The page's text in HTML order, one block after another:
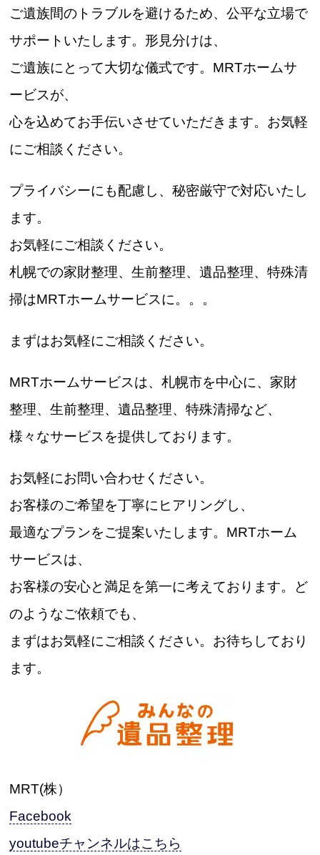
ご遺族間のトラブルを避けるため、公平な立場で
サポートいたします。形見分けは、
ご遺族にとって大切な儀式です。MRTホームサ
ービスが、
心を込めてお手伝いさせていただきます。お気軽
にご相談ください。
プライバシーにも配慮し、秘密厳守で対応いたし
ます。
お気軽にご相談ください。
札幌での家財整理、生前整理、遺品整理、特殊清
掃はMRTホームサービスに。。。
まずはお気軽にご相談ください。
MRTホームサービスは、札幌市を中心に、家財
整理、生前整理、遺品整理、特殊清掃など、
様々なサービスを提供しております。
お気軽にお問い合わせください。
お客様のご希望を丁寧にヒアリングし、
最適なプランをご提案いたします。MRTホーム
サービスは、
お客様の安心と満足を第一に考えております。ど
のようなご依頼でも、
まずはお気軽にご相談ください。お待ちしており
ます。
MRT(株）
Facebook
youtubeチャンネルはこちら